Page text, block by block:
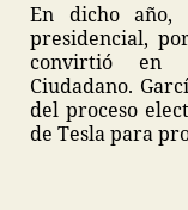
En dicho año,
presidencial,
convirtió en
Ciudadano.
del proceso
de Tesla para